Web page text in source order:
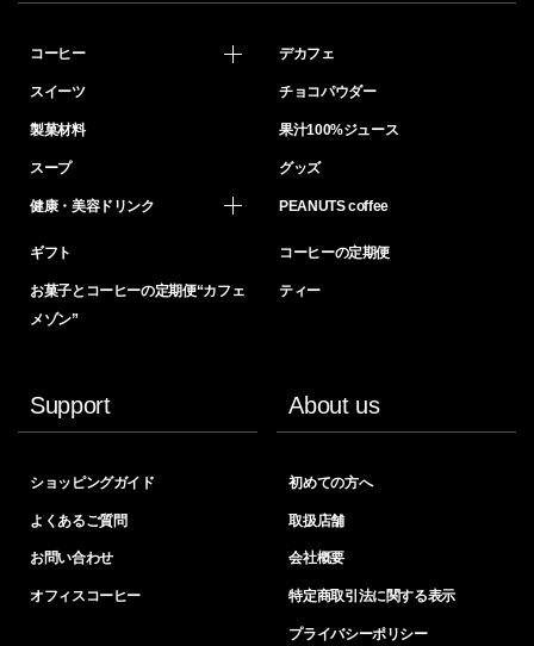
コーヒー デカフェ
スイーツ チョコパウダー
製菓材料 果汁100%ジュース
スープ グッズ
健康・美容ドリンク PEANUTS coffee
ギフト コーヒーの定期便
お菓子とコーヒーの定期便“カフェ
メゾン”
ティー
Support
ショッピングガイド
よくあるご質問
お問い合わせ
オフィスコーヒー
About us
初めての方へ
取扱店舗
会社概要
特定商取引法に関する表示
プライバシーポリシー